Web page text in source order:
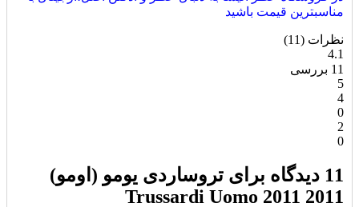
مناسبترین قیمت باشید
نظرات (11)
4.1
11 بررسی
5
4
0
2
0
11 دیدگاه برای
تروساردی یومو (اومو)
2011 Trussardi Uomo 2011